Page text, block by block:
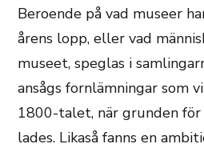
Beroende på vad museer
årens lopp, eller vad
museet, speglas i
ansågs fornlämningar som
1800-talet, när grunden
lades. Likaså fanns en